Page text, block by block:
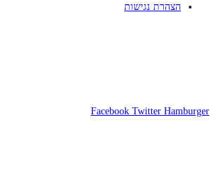
הצהרת נגישות
Facebook Twitter Hamburger